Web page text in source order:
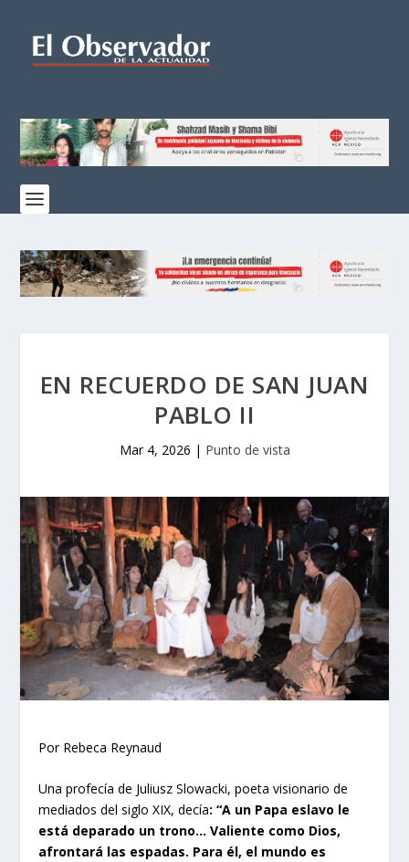
EN RECUERDO DE SAN JUAN
PABLO II
Mar 4, 2026 | Punto de vista
Por Rebeca Reynaud
Una profecía de Juliusz Slowacki, poeta visionario de
mediados del siglo XIX, decía: “A un Papa eslavo le
está deparado un trono… Valiente como Dios,
afrontará las espadas. Para él, el mundo es